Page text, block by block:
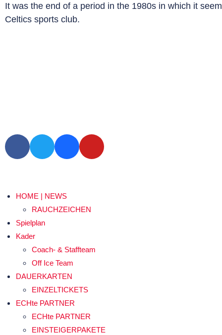
It was the end of a period in the 1980s in which it
Celtics sports club.
HOME | NEWS
RAUCHZEICHEN
Spielplan
Kader
Coach- & Staffteam
Off Ice Team
DAUERKARTEN
EINZELTICKETS
ECHte PARTNER
ECHte PARTNER
EINSTEIGERPAKETE